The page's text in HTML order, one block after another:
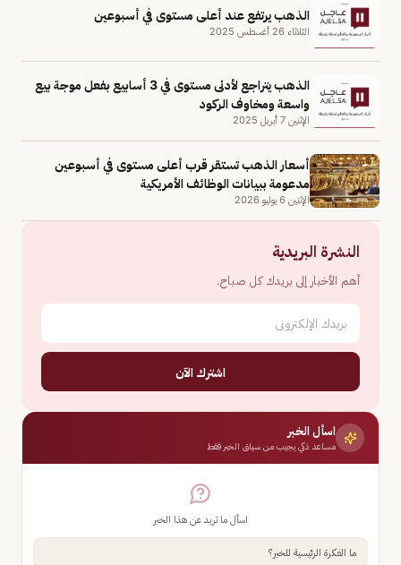
الذهب يرتفع عند أعلى مستوى في أسبوعين
الثلاثاء 26 أغسطس 2025
الذهب يتراجع لأدنى مستوى في 3 أسابيع بفعل موجة بيع
واسعة ومخاوف الركود
الإثنين 7 أبريل 2025
أسعار الذهب تستقر قرب أعلى مستوى في أسبوعين
مدعومة ببيانات الوظائف الأمريكية
الإثنين 6 يوليو 2026
النشرة البريدية
أهم الأخبار إلى بريدك كل صباح.
اشترك الآن
اسأل الخبر
مساعد ذكي يجيب من سياق الخبر فقط
اسأل ما تريد عن هذا الخبر
ما الفكرة الرئيسية للخبر؟